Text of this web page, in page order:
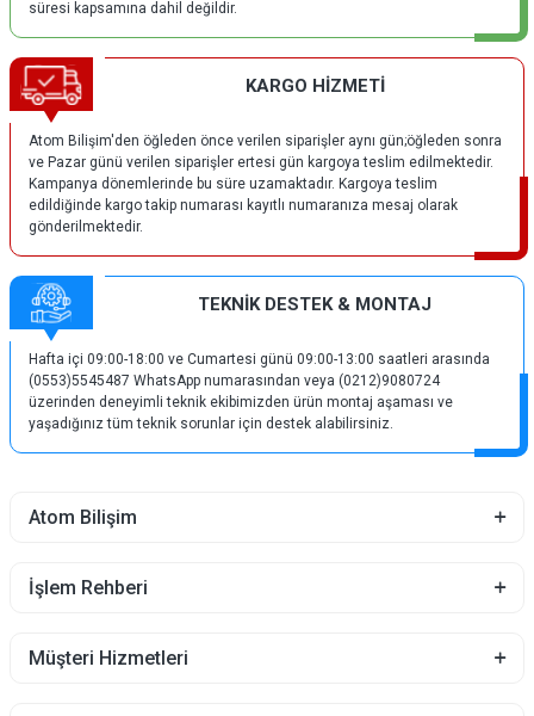
süresi kapsamına dahil değildir.
KARGO HİZMETİ
Atom Bilişim'den öğleden önce verilen siparişler aynı gün;öğleden sonra
ve Pazar günü verilen siparişler ertesi gün kargoya teslim edilmektedir.
Kampanya dönemlerinde bu süre uzamaktadır. Kargoya teslim
edildiğinde kargo takip numarası kayıtlı numaranıza mesaj olarak
gönderilmektedir.
TEKNİK DESTEK & MONTAJ
Hafta içi 09:00-18:00 ve Cumartesi günü 09:00-13:00 saatleri arasında
(0553)5545487 WhatsApp numarasından veya (0212)9080724
üzerinden deneyimli teknik ekibimizden ürün montaj aşaması ve
yaşadığınız tüm teknik sorunlar için destek alabilirsiniz.
Atom Bilişim
İşlem Rehberi
Müşteri Hizmetleri